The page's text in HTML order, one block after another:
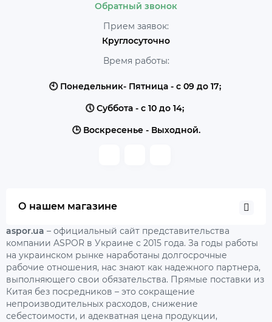
Обратный звонок
Прием заявок:
Круглосуточно
Время работы:
🕙 Понедельник- Пятница - с 09 до 17;
🕔 Суббота - с 10 до 14;
🕒 Воскресенье - Выходной.
О нашем магазине
aspor.ua – официальный сайт представительства
компании ASPOR в Украине с 2015 года. За годы работы
на украинском рынке наработаны долгосрочные
рабочие отношения, нас знают как надежного партнера,
выполняющего свои обязательства. Прямые поставки из
Китая без посредников – это сокращение
непроизводительных расходов, снижение
себестоимости, и адекватная цена продукции,